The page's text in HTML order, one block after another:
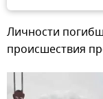
Личности
происшествия